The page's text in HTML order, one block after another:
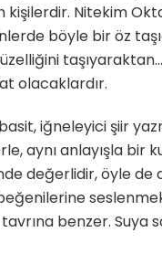
Nitekim
böyle bir öz
olacaklardır.
iğneleyici şiir
anlayışla bir
değerlidir, öyle
benzer.